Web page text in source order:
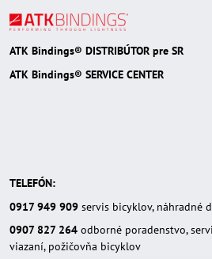
ATK Bindings® DISTRIBÚTOR pre SR
ATK Bindings® SERVICE CENTER
TELEFÓN:
0917 949 909 servis bicyklov, náhradné
0907 827 264 odborné poradenstvo,
viazaní, požičovňa bicyklov